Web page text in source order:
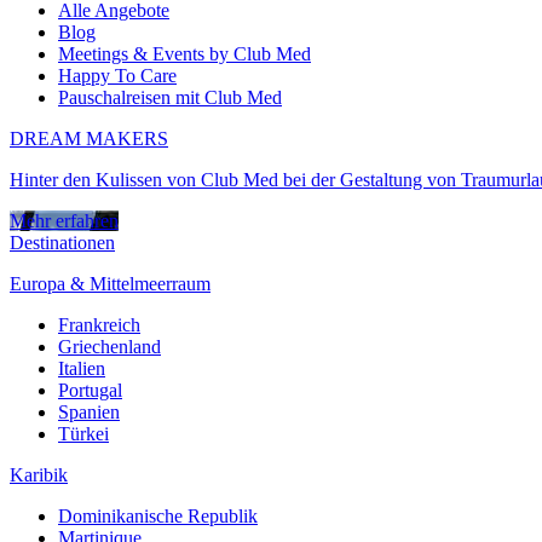
Alle Angebote
Blog
Meetings & Events by Club Med
Happy To Care
Pauschalreisen mit Club Med
DREAM MAKERS
Hinter den Kulissen von Club Med bei der Gestaltung von
Mehr erfahren
Destinationen
Europa & Mittelmeerraum
Frankreich
Griechenland
Italien
Portugal
Spanien
Türkei
Karibik
Dominikanische Republik
Martinique